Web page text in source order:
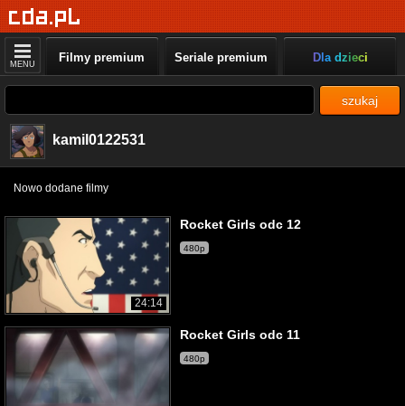
MENU Filmy premium Seriale premium Dla dzieci
szukaj
kamil0122531
Nowo dodane filmy
24:14
Rocket Girls odc 12
480p
Rocket Girls odc 11
480p